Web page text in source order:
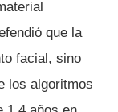
que la
facial, sino
los algoritmos